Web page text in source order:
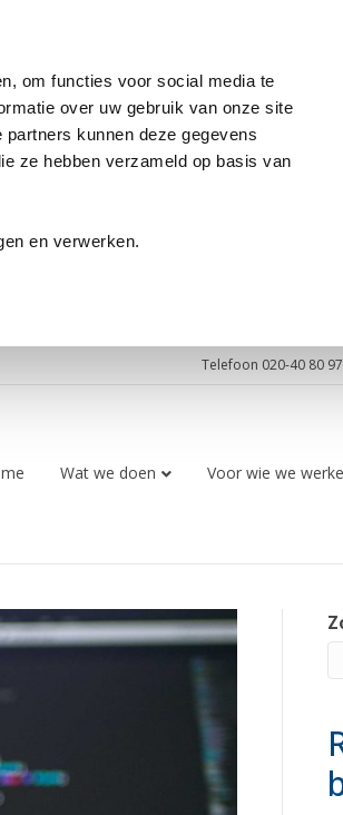
om functies voor social media te
over uw gebruik van onze site
kunnen deze gegevens
ze hebben verzameld op basis van
en verwerken.
Telefoon 020-40 80
Wat we doen Voor wie we